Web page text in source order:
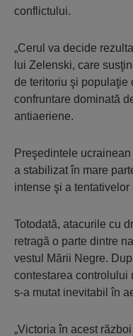
conflictului.
„Cerul va decide
lui Zelenski, care
de teritoriu şi populaţie
confruntare dominată
antiaeriene.
Preşedintele
a stabilizat în mare
intense şi a
Totodată, atacurile cu
retragă o parte dintre
vestul Mării Negre.
contestarea controlului
s-a mutat inevitabil în
„Victoria în acest